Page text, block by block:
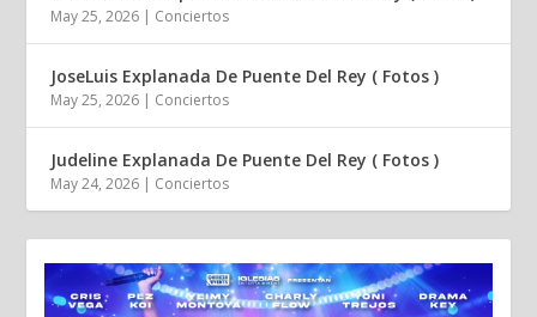
May 25, 2026 | Conciertos
JoseLuis Explanada De Puente Del Rey ( Fotos )
May 25, 2026 | Conciertos
Judeline Explanada De Puente Del Rey ( Fotos )
May 24, 2026 | Conciertos